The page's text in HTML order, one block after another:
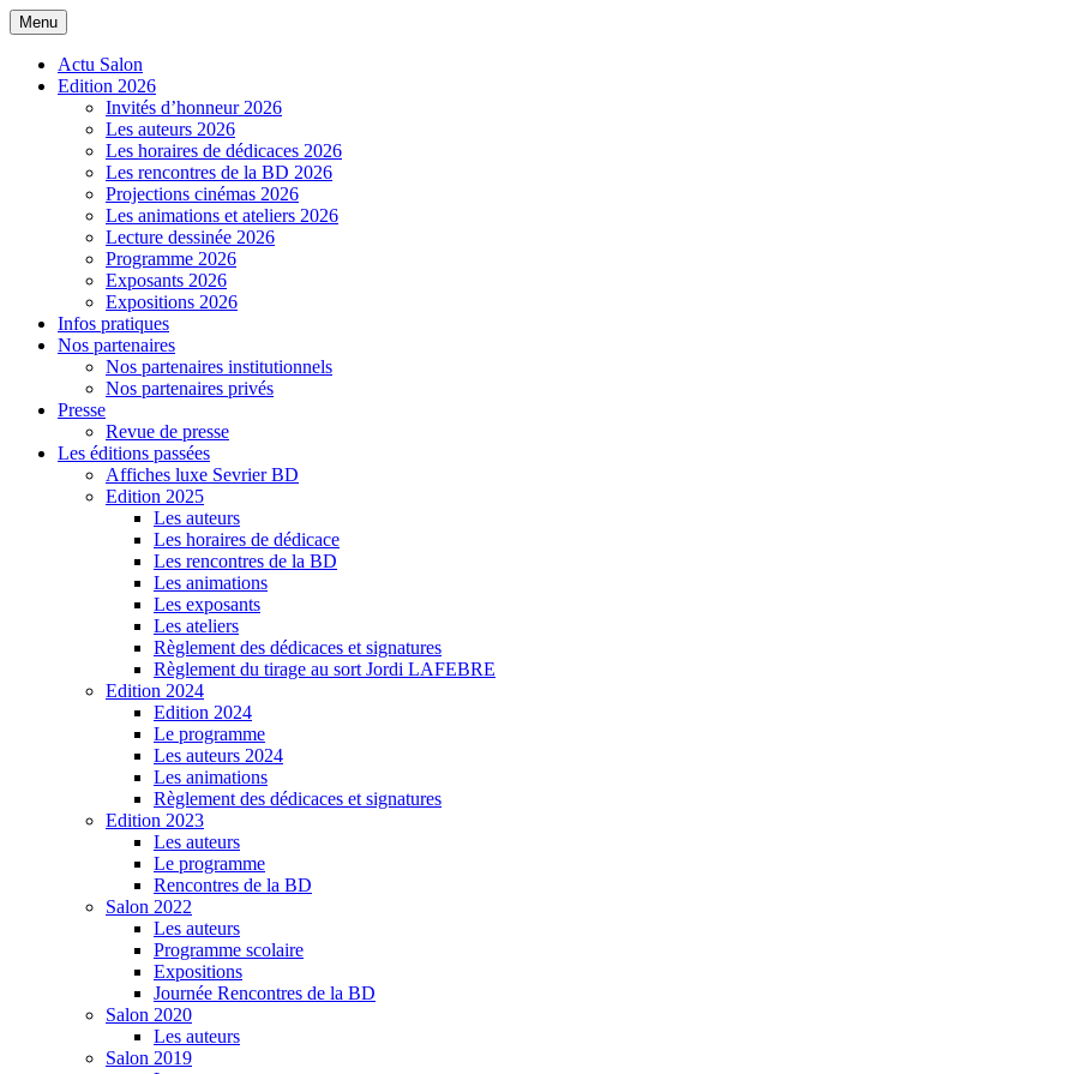
Salon de la BD de Sevrier
Menu
Actu Salon
Edition 2026
Invités d’honneur 2026
Les auteurs 2026
Les horaires de dédicaces 2026
Les rencontres de la BD 2026
Projections cinémas 2026
Les animations et ateliers 2026
Lecture dessinée 2026
Programme 2026
Exposants 2026
Expositions 2026
Infos pratiques
Nos partenaires
Nos partenaires institutionnels
Nos partenaires privés
Presse
Revue de presse
Les éditions passées
Affiches luxe Sevrier BD
Edition 2025
Les auteurs
Les horaires de dédicace
Les rencontres de la BD
Les animations
Les exposants
Les ateliers
Règlement des dédicaces et signatures
Règlement du tirage au sort Jordi LAFEBRE
Edition 2024
Edition 2024
Le programme
Les auteurs 2024
Les animations
Règlement des dédicaces et signatures
Edition 2023
Les auteurs
Le programme
Rencontres de la BD
Salon 2022
Les auteurs
Programme scolaire
Expositions
Journée Rencontres de la BD
Salon 2020
Les auteurs
Salon 2019